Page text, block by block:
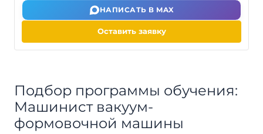
НАПИСАТЬ В MAX
Оставить заявку
Подбор программы обучения:
Машинист вакуум-
формовочной машины